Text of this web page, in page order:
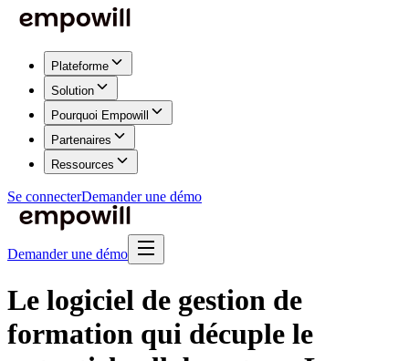
Plateforme
Solution
Pourquoi Empowill
Partenaires
Ressources
Se connecterDemander une démo
Demander une démo
Le logiciel de gestion de
formation qui décuple le